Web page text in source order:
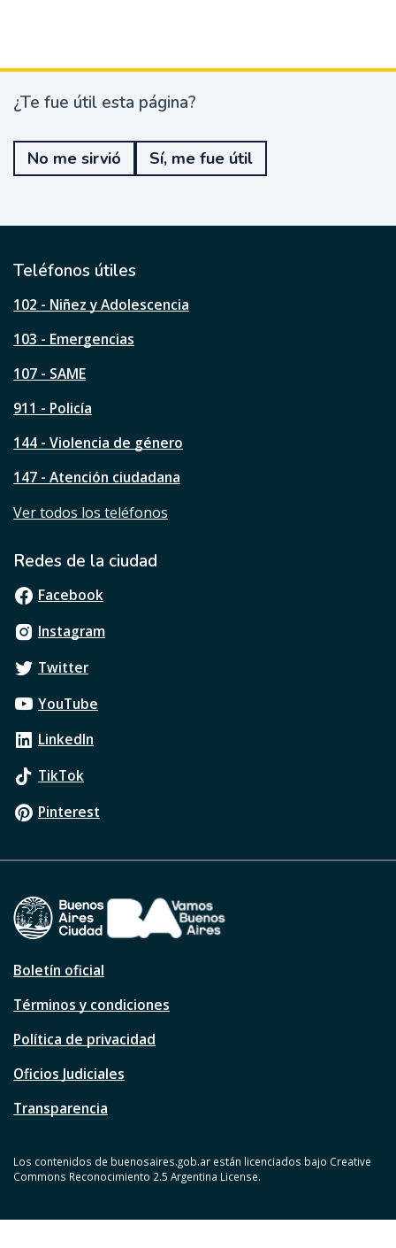
¿
e
u
t
l
s
a
á
i
a
¿Te fue útil esta página?
No me sirvió Sí, me fue útil
Teléfonos útiles
102 - Niñez y Adolescencia
103 - Emergencias
107 - SAME
911 - Policía
144 - Violencia de género
147 - Atención ciudadana
Ver todos los teléfonos
Redes de la ciudad
Facebook
Instagram
Twitter
YouTube
LinkedIn
TikTok
Pinterest
Boletín oficial
Términos y condiciones
Política de privacidad
Oficios Judiciales
Transparencia
Los contenidos de buenosaires.gob.ar están licenciados bajo Creative
Commons Reconocimiento 2.5 Argentina License.